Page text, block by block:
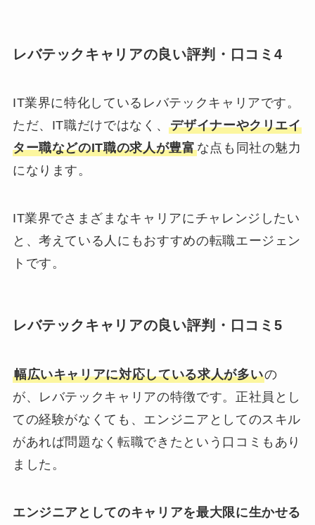
レバテックキャリアの良い評判・口コミ4
IT業界に特化しているレバテックキャリアです。
ただ、IT職だけではなく、デザイナーやクリエイ
ター職などのIT職の求人が豊富な点も同社の魅力
になります。
IT業界でさまざまなキャリアにチャレンジしたい
と、考えている人にもおすすめの転職エージェン
トです。
レバテックキャリアの良い評判・口コミ5
幅広いキャリアに対応している求人が多いの
が、レバテックキャリアの特徴です。正社員とし
ての経験がなくても、エンジニアとしてのスキル
があれば問題なく転職できたという口コミもあり
ました。
エンジニアとしてのキャリアを最大限に生かせる